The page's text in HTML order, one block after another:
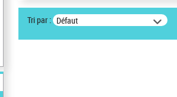
Tri par : Défaut